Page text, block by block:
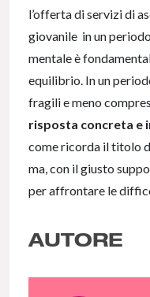
l’offerta di servizi di
giovanile in un
mentale è
equilibrio. In un
fragili e meno
risposta concreta e
come ricorda il titolo
ma, con il giusto
per affrontare le
AUTORE